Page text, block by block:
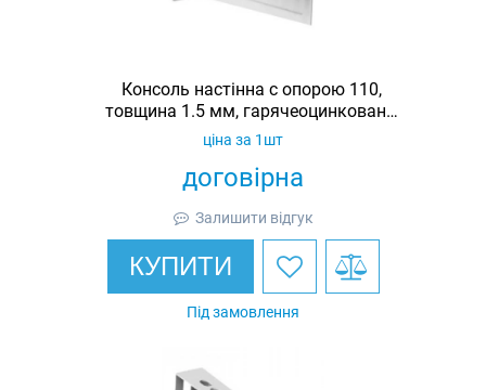
Консоль настінна c опорою 110,
товщина 1.5 мм, гарячеоцинкована,
Ardic
договірна
ціна за 1шт
Залишити відгук
КУПИТИ
Під замовлення